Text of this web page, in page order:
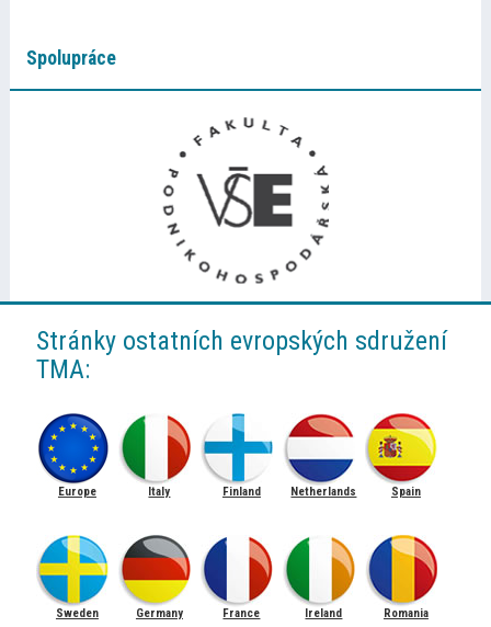
Spolupráce
Stránky ostatních evropských sdružení
TMA:
Europe Italy Finland Netherlands Spain
Sweden Germany France Ireland Romania